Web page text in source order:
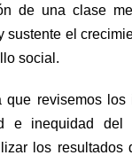
de una clase
sustente el
social.
que revisemos los
e inequidad del
los resultados